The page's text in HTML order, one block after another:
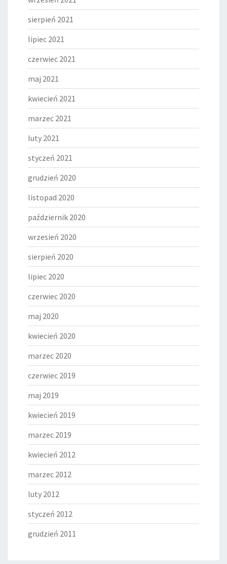
sierpień 2021
lipiec 2021
czerwiec 2021
maj 2021
kwiecień 2021
marzec 2021
luty 2021
styczeń 2021
grudzień 2020
listopad 2020
październik 2020
wrzesień 2020
sierpień 2020
lipiec 2020
czerwiec 2020
maj 2020
kwiecień 2020
marzec 2020
czerwiec 2019
maj 2019
kwiecień 2019
marzec 2019
kwiecień 2012
marzec 2012
luty 2012
styczeń 2012
grudzień 2011